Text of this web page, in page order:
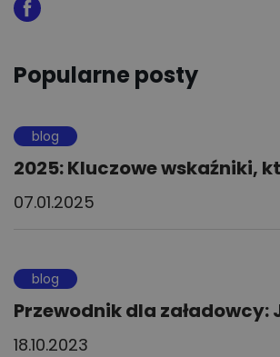
Popularne posty
blog
2025: Kluczowe wskaźniki,
07.01.2025
blog
Przewodnik dla załadowcy:
18.10.2023